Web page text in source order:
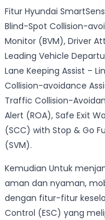
Fitur Hyundai
Blind-Spot Collision-
Monitor (BVM), Driver
Leading Vehicle
Lane Keeping Assist –
Collision-avoidance
Traffic Collision-
Alert (ROA), Safe Exit
(SCC) with Stop & Go
(SVM).
Kemudian Untuk
aman dan nyaman,
dengan fitur-fitur
Control (ESC) yang